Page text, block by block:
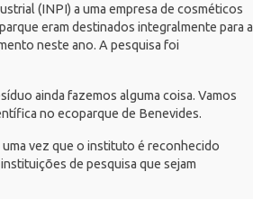
(INPI) a uma empresa de cosméticos
eram destinados integralmente para a
neste ano. A pesquisa foi
ainda fazemos alguma coisa. Vamos
no ecoparque de Benevides.
vez que o instituto é reconhecido
de pesquisa que sejam